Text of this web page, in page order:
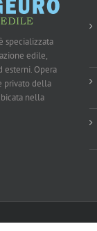
specializzata
edile,
esterni. Opera
privato della
nella